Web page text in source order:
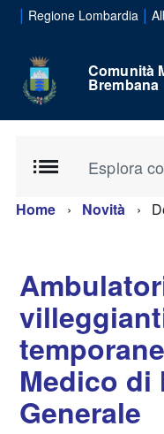
| Regione Lombardia |
Comunità
Brembana
Esplora
Home Novità
Medico di
Generale